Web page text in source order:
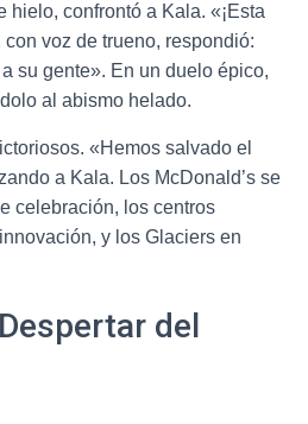
hielo, confrontó a Kala. «¡Esta
voz de trueno, respondió:
su gente». En un duelo épico,
al abismo helado.
«Hemos salvado el
a Kala. Los McDonald’s se
celebración, los centros
y los Glaciers en
del